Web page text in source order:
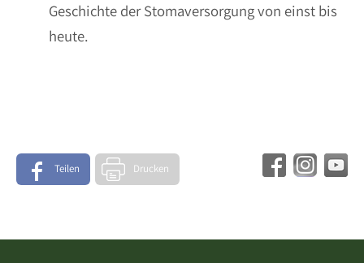
Geschichte der Stomaversorgung von einst bis
heute.
Teilen Drucken